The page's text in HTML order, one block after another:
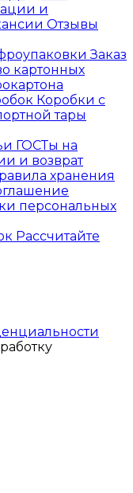
и
Отзывы
Заказ
картонных
Коробки с
тары
ГОСТы на
и возврат
хранения
персональных
Рассчитайте